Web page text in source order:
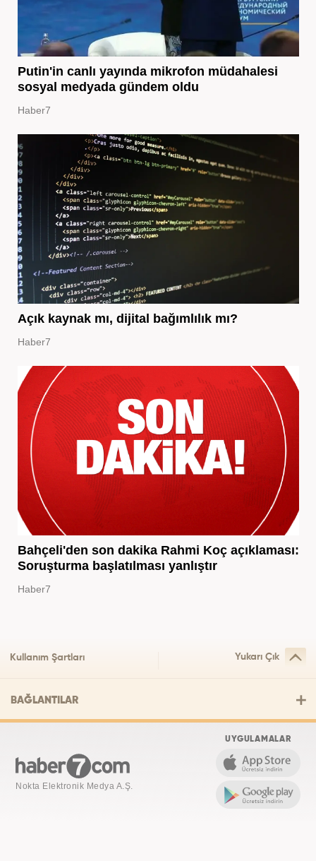
Putin'in canlı yayında mikrofon müdahalesi
sosyal medyada gündem oldu
Haber7
Açık kaynak mı, dijital bağımlılık mı?
Haber7
Bahçeli'den son dakika Rahmi Koç açıklaması:
Soruşturma başlatılması yanlıştır
Haber7
Kullanım Şartları Yukarı Çık
BAĞLANTILAR
Nokta Elektronik Medya A.Ş.
UYGULAMALAR